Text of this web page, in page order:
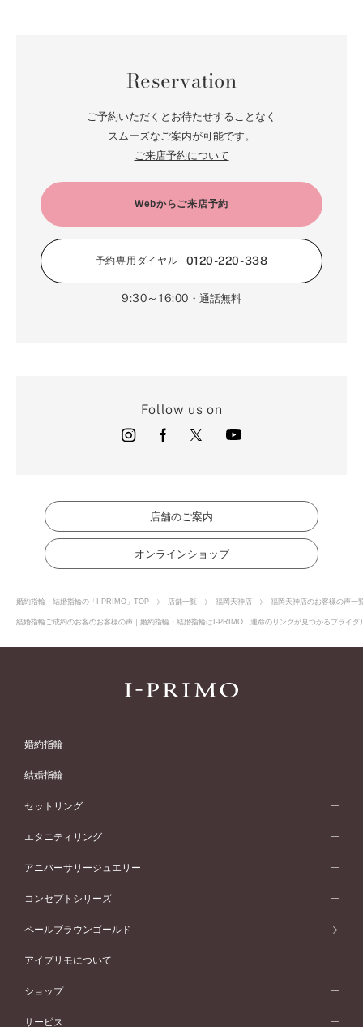
Reservation
ご予約いただくとお待たせすることなく
スムーズなご案内が可能です。
ご来店予約について
Webからご来店予約
予約専用ダイヤル 0120-220-338
9:30～16:00 ・通話無料
Follow us on
店舗のご案内
オンラインショップ
婚約指輪・結婚指輪の「I-PRIMO」TOP 店舗一覧 福岡天神店 福岡天神店のお客様の声一
結婚指輪ご成約のお客のお客様の声｜婚約指輪・結婚指輪はI-PRIMO 運命のリングが見つかるブライ
婚約指輪
婚約指輪 (エンゲージリング)
婚約指輪一覧
ピンクゴールド
ペールブラウンゴールド
ウェーブライン
V字ライン
ワンサイドメレ
ダブルサイドメレ
シンプル
フェミニン
モード
50万円台～
40万円台～
30万円台～
婚約指輪 人気ランキング
結婚指輪
結婚指輪 (マリッジリング)
結婚指輪一覧
ピンクゴールド
ペールブラウンゴールド
ウェーブライン
V字ライン
ワンメレ
セベラルメレ
シンプル
フェミニン
モード
50万円～
40万円～50万円
セットリング
セットリング
セットリング一覧
ピンクゴールド
ペールブラウンゴールド
エタニティリング
エタニティリング
エタニティリング一覧
ピンクゴールド
ペールブラウンゴールド
アニバーサリージュエリー
アニバーサリージュエリー
アニバーサリージュエリー一覧
ファッションリング
ブレスレット
コンセプトシリーズ
コンセプトシリーズ
オリジンビリーフ
ペールブラウンゴールド
アイプリモについて
アイプリモについて
パーソナルハンド診断
ショップ
店舗一覧
サービス